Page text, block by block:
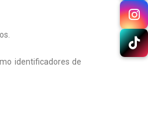
identificadores de